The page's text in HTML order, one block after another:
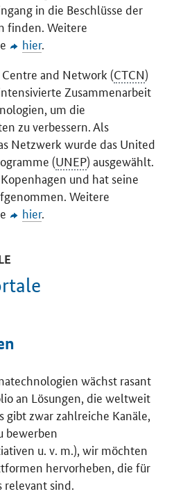
in die Beschlüsse der
finden. Weitere
hier.
and Network (CTCN)
Zusammenarbeit
um die
zu verbessern. Als
Netzwerk wurde das United
(UNEP) ausgewählt.
und hat seine
Weitere
hier.
wächst rasant
an Lösungen, die weltweit
gibt zwar zahlreiche Kanäle,
bewerben
u. v. m.), wir möchten
hervorheben, die für
sind.